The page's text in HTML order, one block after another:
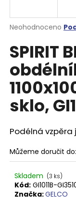
Průměrné
produktu
je
z
5
hvězdiček.
Neohodnoceno
SPIRIT
sklo,
Podélná
Můžeme doručit do:
Skladem (3 ks)
Kód: GI1011B-
Značka:GELCO
j
t
?
D
o
p
o